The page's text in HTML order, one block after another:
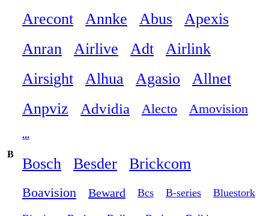
Arecont
Annke Abus
Apexis
Anran
Airlive Adt
Airlink
Airsight
Alhua Agasio
Allnet
Anpviz
Advidia Alecto Amovision
...
B
Bosch Besder Brickcom
Boavision Beward Bcs B-series Bluestork